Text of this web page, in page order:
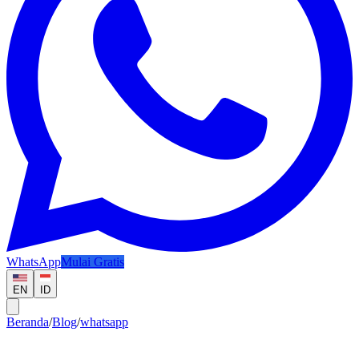
WhatsAppMulai Gratis
EN ID
Beranda/Blog/whatsapp